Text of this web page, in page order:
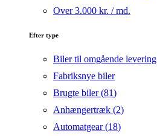
Over 3.000 kr. / md.
Efter type
Biler til omgående levering
Fabriksnye biler
Brugte biler (81)
Anhængertræk (2)
Automatgear (18)